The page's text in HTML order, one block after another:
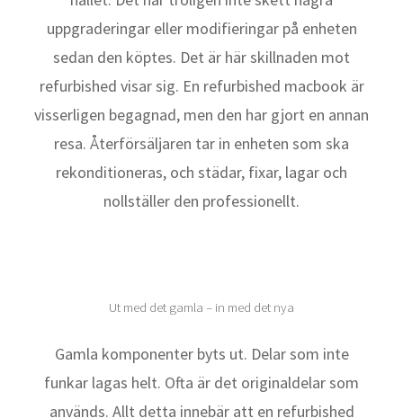
uppgraderingar eller modifieringar på enheten
sedan den köptes. Det är här skillnaden mot
refurbished visar sig. En refurbished macbook är
visserligen begagnad, men den har gjort en annan
resa. Återförsäljaren tar in enheten som ska
rekonditioneras, och städar, fixar, lagar och
nollställer den professionellt.
Ut med det gamla – in med det nya
Gamla komponenter byts ut. Delar som inte
funkar lagas helt. Ofta är det originaldelar som
används. Allt detta innebär att en refurbished